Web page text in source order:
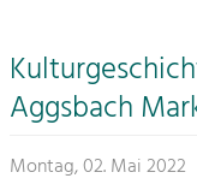
Mein Projekt
Suche
Baukultur
Ortsbild,
Siedlungswesen.
Land- &
Aggsbach
Montag, 02. Mai 2022